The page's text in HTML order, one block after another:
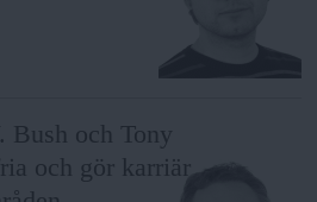
y
Bush och Tony
och gör karriär